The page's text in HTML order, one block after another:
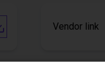
Vendor link